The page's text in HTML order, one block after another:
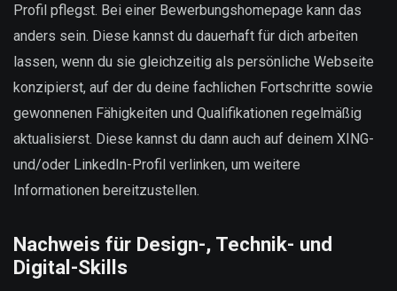
Profil pflegst. Bei einer Bewerbungshomepage kann das
anders sein. Diese kannst du dauerhaft für dich arbeiten
lassen, wenn du sie gleichzeitig als persönliche Webseite
konzipierst, auf der du deine fachlichen Fortschritte sowie
gewonnenen Fähigkeiten und Qualifikationen regelmäßig
aktualisierst. Diese kannst du dann auch auf deinem XING-
und/oder LinkedIn-Profil verlinken, um weitere
Informationen bereitzustellen.
Nachweis für Design-, Technik- und
Digital-Skills